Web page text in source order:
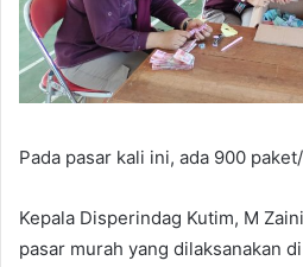
Pada pasar kali ini, ada 900
Kepala Disperindag Kutim, M
pasar murah yang dilaksanakan